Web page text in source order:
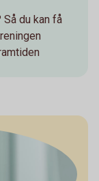
du kan få